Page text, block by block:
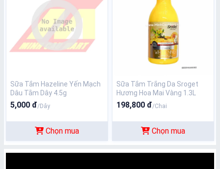
Sữa Tắm Hazeline Yến Mạch
Dâu Tằm Dây 4.5g
5,000 đ/Dây
Chọn mua
Sữa Tắm Trắng Da Sroget
Hương Hoa Mai Vàng 1.3L
198,800 đ/Chai
Chọn mua